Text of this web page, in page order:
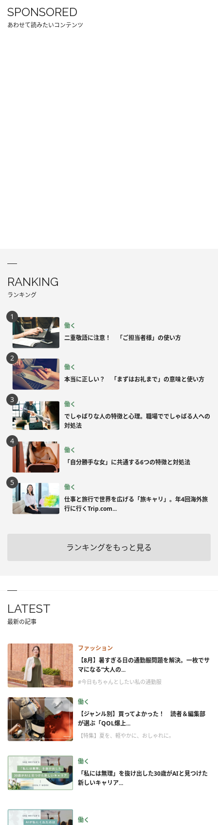
SPONSORED
あわせて読みたいコンテンツ
RANKING
ランキング
働く
二重敬語に注意！ 「ご担当者様」の使い方
働く
本当に正しい？ 「まずはお礼まで」の意味と使い方
働く
でしゃばりな人の特徴と心理。職場ででしゃばる人への
対処法
働く
「自分勝手な女」に共通する6つの特徴と対処法
働く
仕事と旅行で世界を広げる「旅キャリ」。年4回海外旅
行に行くTrip.com...
ランキングをもっと見る
LATEST
最新の記事
ファッション
【8月】暑すぎる日の通勤服問題を解決。一枚でサ
マになる“大人の...
#今日もちゃんとしたい私の通勤服
働く
【ジャンル別】買ってよかった！ 読者＆編集部
が選ぶ「QOL爆上...
【特集】夏を、軽やかに、おしゃれに。
働く
「私には無理」を抜け出した30歳がAIと見つけた
新しいキャリア...
働く